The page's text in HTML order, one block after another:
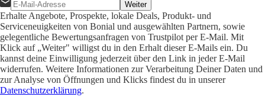
Weiter
Erhalte Angebote, Prospekte, lokale Deals, Produkt- und
Serviceneuigkeiten von Bonial und ausgewählten Partnern, sowie
gelegentliche Bewertungsanfragen von Trustpilot per E-Mail. Mit
Klick auf „Weiter" willigst du in den Erhalt dieser E-Mails ein. Du
kannst deine Einwilligung jederzeit über den Link in jeder E-Mail
widerrufen. Weitere Informationen zur Verarbeitung Deiner Daten und
zur Analyse von Öffnungen und Klicks findest du in unserer
Datenschutzerklärung.